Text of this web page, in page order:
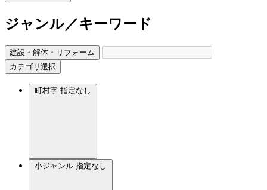
ジャンル／キーワード
建設・解体・リフォーム
カテゴリ選択
町村字 指定なし
小ジャンル 指定なし